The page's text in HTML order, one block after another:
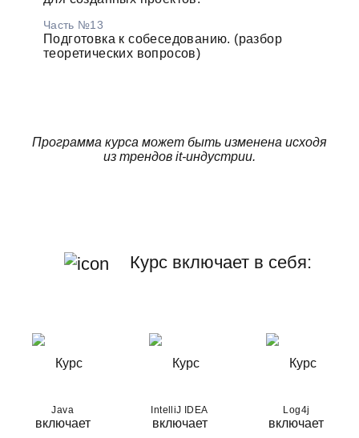
Часть №13
Подготовка к собеседованию. (разбор
теоретических вопросов)
Программа курса может быть изменена исходя
из трендов it-индустрии.
Курс включает в себя:
Java IntelliJ IDEA Log4j